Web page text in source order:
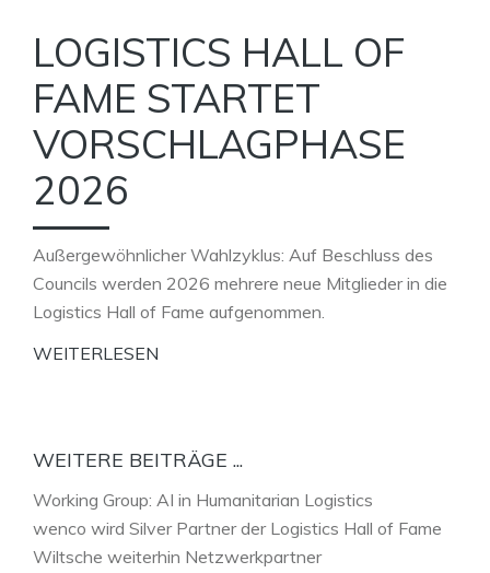
LOGISTICS HALL OF
FAME STARTET
VORSCHLAGPHASE
2026
Außergewöhnlicher Wahlzyklus: Auf Beschluss des
Councils werden 2026 mehrere neue Mitglieder in die
Logistics Hall of Fame aufgenommen.
WEITERLESEN
WEITERE BEITRÄGE ...
Working Group: AI in Humanitarian Logistics
wenco wird Silver Partner der Logistics Hall of Fame
Wiltsche weiterhin Netzwerkpartner